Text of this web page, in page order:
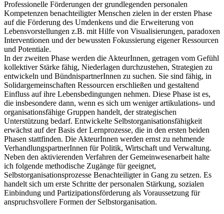
Professionelle Förderungen der grundlegenden personalen
Kompetenzen benachteiligter Menschen zielen in der ersten Phase
auf die Förderung des Umdenkens und die Erweiterung von
Lebensvorstellungen z.B. mit Hilfe von Visualisierungen, paradoxen
Interventionen und der bewussten Fokussierung eigener Ressourcen
und Potentiale.
In der zweiten Phase werden die AkteurInnen, getragen vom Gefühl
kollektiver Stärke fähig, Niederlagen durchzustehen, Strategien zu
entwickeln und BündnispartnerInnen zu suchen. Sie sind fähig, in
Solidargemeinschaften Ressourcen erschließen und gestaltend
Einfluss auf ihre Lebensbedingungen nehmen. Diese Phase ist es,
die insbesondere dann, wenn es sich um weniger artikulations- und
organisationsfähige Gruppen handelt, der strategischen
Unterstützung bedarf. Entwickelte Selbstorganisationsfähigkeit
erwächst auf der Basis der Lernprozesse, die in den ersten beiden
Phasen stattfinden. Die AkteurInnen werden ernst zu nehmende
VerhandlungspartnerInnen für Politik, Wirtschaft und Verwaltung.
Neben den aktivierenden Verfahren der Gemeinwesenarbeit halte
ich folgende methodische Zugänge für geeignet,
Selbstorganisationsprozesse Benachteiligter in Gang zu setzen. Es
handelt sich um erste Schritte der personalen Stärkung, sozialen
Einbindung und Partizipationsförderung als Voraussetzung für
anspruchsvollere Formen der Selbstorganisation.